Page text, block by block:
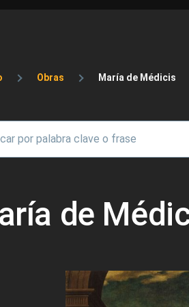
enlaces
Obras María de Médicis
de